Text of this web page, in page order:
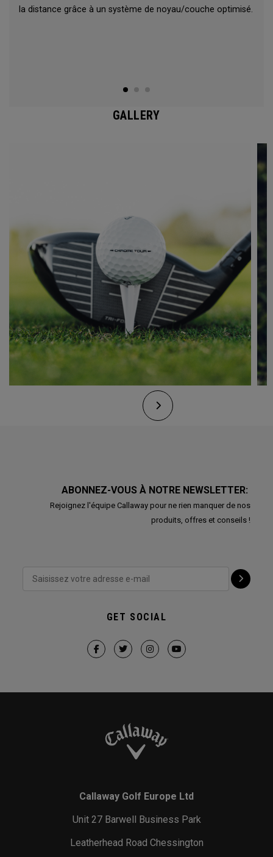
la distance grâce à un système de noyau/couche optimisé.
GALLERY
ABONNEZ-VOUS À NOTRE NEWSLETTER:
Rejoignez l'équipe Callaway pour ne rien manquer de nos
produits, offres et conseils !
GET SOCIAL
Callaway Golf Europe Ltd
Unit 27 Barwell Business Park
Leatherhead Road Chessington